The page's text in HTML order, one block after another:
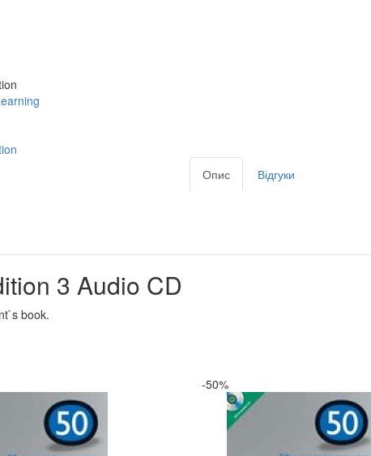
Опис Відгуки
3 Audio CD
book.
-50%